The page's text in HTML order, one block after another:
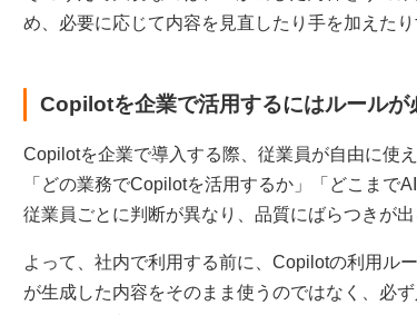
め、必要に応じて内容を見直したり手を加えたり
Copilotを企業で活用するにはルールが
Copilotを企業で導入する際、従業員が自由に使
「どの業務でCopilotを活用するか」「どこまで
従業員ごとに判断が異なり、品質にばらつきが出
よって、社内で利用する前に、Copilotの利用ル
が生成した内容をそのまま使うのではなく、必